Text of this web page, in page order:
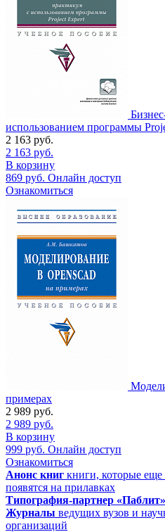
использованием программы
2 163 руб.
2 163 руб.
В корзину
869 руб. Онлайн доступ
Ознакомиться
примерах
2 989 руб.
2 989 руб.
В корзину
999 руб. Онлайн доступ
Ознакомиться
Анонс книг книги, которые
появятся на прилавках
Типография-партнер «Паблит»
Журналы ведущих вузов и
организаций